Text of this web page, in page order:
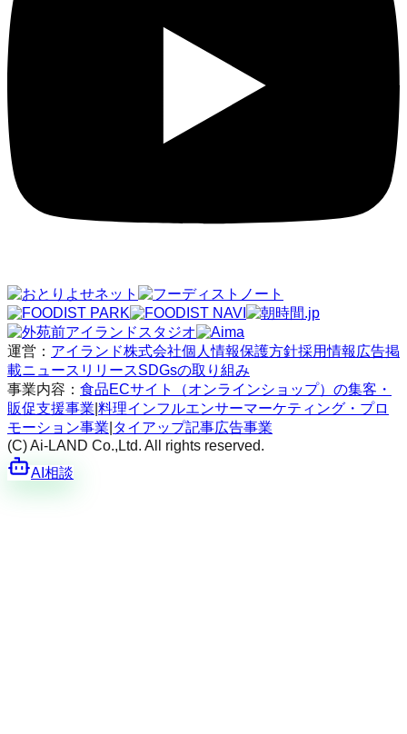
運営： アイランド株式会社個人情報保護方針採用情報 広告掲
載ニュースリリースSDGsの取り組み
事業内容： 食品ECサイト（オンラインショップ）の集客・
販促支援事業 料理インフルエンサーマーケティング・プロ
モーション事業 タイアップ記事広告事業
(C) Ai-LAND Co.,Ltd. All rights reserved.
AI相談